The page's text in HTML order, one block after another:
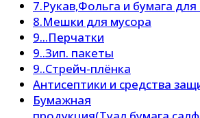
7.Рукав,Фольга и бумага
8.Мешки для мусора
9...Перчатки
9..Зип. пакеты
9..Стрейч-плёнка
Антисептики и средства
Бумажная